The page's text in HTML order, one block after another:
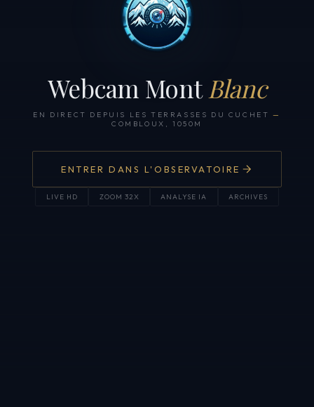
Webcam Mont Blanc
EN DIRECT DEPUIS LES TERRASSES DU CUCHET —
COMBLOUX, 1050M
ENTRER DANS L'OBSERVATOIRE
LIVE HD ZOOM 32X ANALYSE IA ARCHIVES